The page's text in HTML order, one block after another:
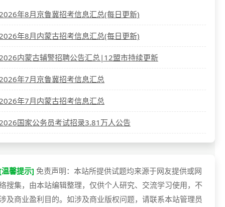
年8月京鲁冀招考信息汇总(每日更新)
年8月内蒙古招考信息汇总(每日更新)
内蒙古辅警招聘公告汇总|12盟市持续更新
年7月京鲁冀招考信息汇总
年7月内蒙古招考信息汇总
国家公务员考试招录3.81万人公告
馨提示] 免责声明：本站所提供试题均来源于网友提供或网
搜集，由本站编辑整理，仅供个人研究、交流学习使用，不
及商业盈利目的。如涉及商业版权问题，请联系本站管理员